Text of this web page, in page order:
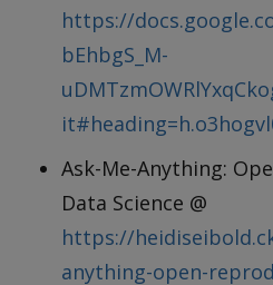
https://
bEhbgS_M-
Ask-Me-Anything:
Data Science @
https://
anything-open-